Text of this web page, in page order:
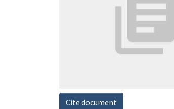
Cite document